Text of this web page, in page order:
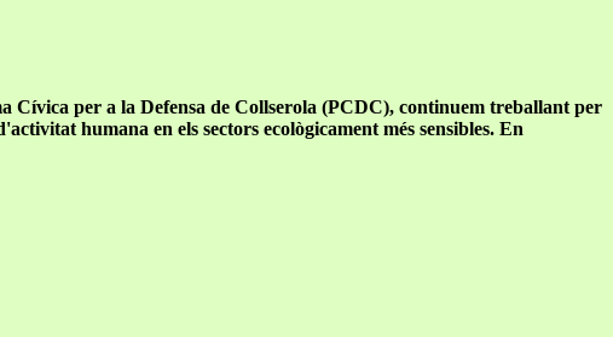
Cívica per a la Defensa de Collserola (PCDC), continuem treballant per
humana en els sectors ecològicament més sensibles. En